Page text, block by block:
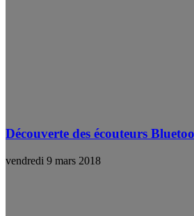
Découverte des écouteurs
vendredi 9 mars 2018